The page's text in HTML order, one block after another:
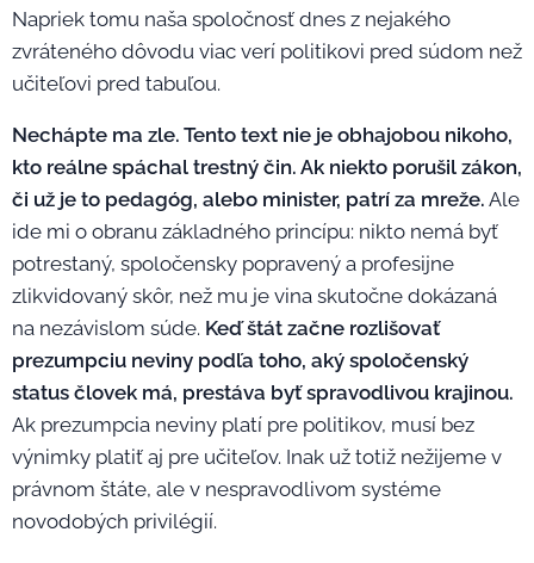
Napriek tomu naša spoločnosť dnes z nejakého
zvráteného dôvodu viac verí politikovi pred súdom než
učiteľovi pred tabuľou.
Nechápte ma zle. Tento text nie je obhajobou nikoho,
kto reálne spáchal trestný čin. Ak niekto porušil zákon,
či už je to pedagóg, alebo minister, patrí za mreže. Ale
ide mi o obranu základného princípu: nikto nemá byť
potrestaný, spoločensky popravený a profesijne
zlikvidovaný skôr, než mu je vina skutočne dokázaná
na nezávislom súde. Keď štát začne rozlišovať
prezumpciu neviny podľa toho, aký spoločenský
status človek má, prestáva byť spravodlivou krajinou.
Ak prezumpcia neviny platí pre politikov, musí bez
výnimky platiť aj pre učiteľov. Inak už totiž nežijeme v
právnom štáte, ale v nespravodlivom systéme
novodobých privilégií.